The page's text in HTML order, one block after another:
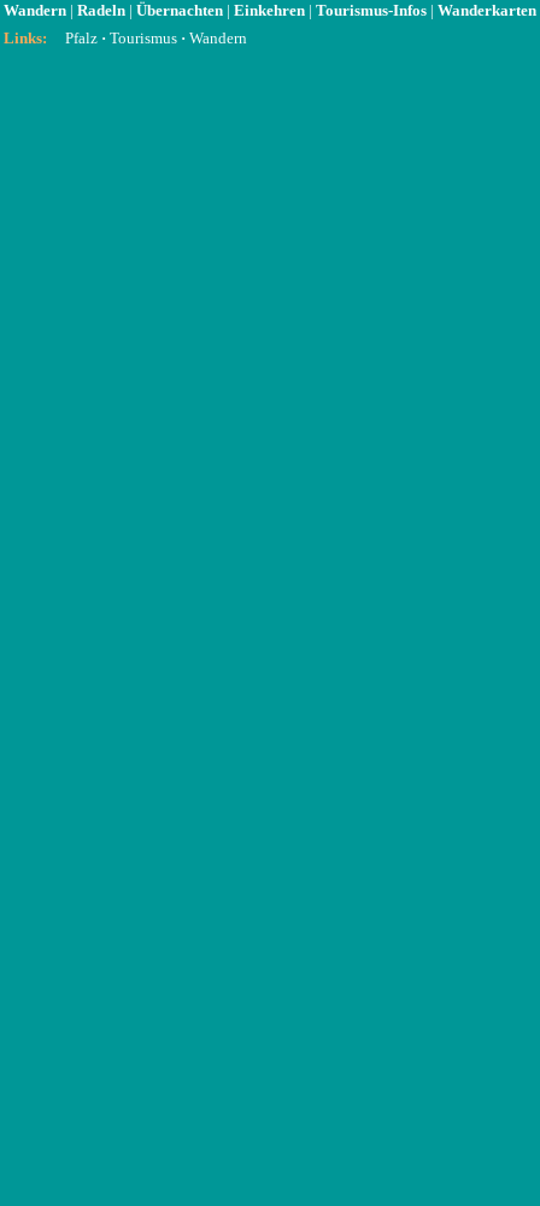
Wandern | Radeln | Übernachten | Einkehren | Tourismus-Infos | Wanderkarten
Links:
Pfalz · Tourismus · Wandern